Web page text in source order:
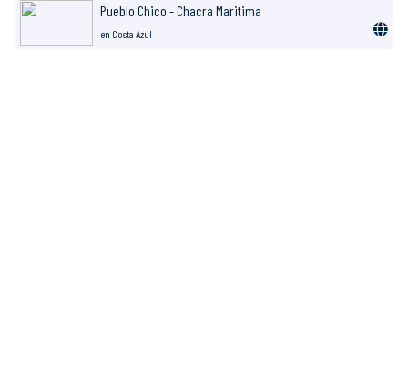
Pueblo Chico - Chacra Maritima
en Costa Azul